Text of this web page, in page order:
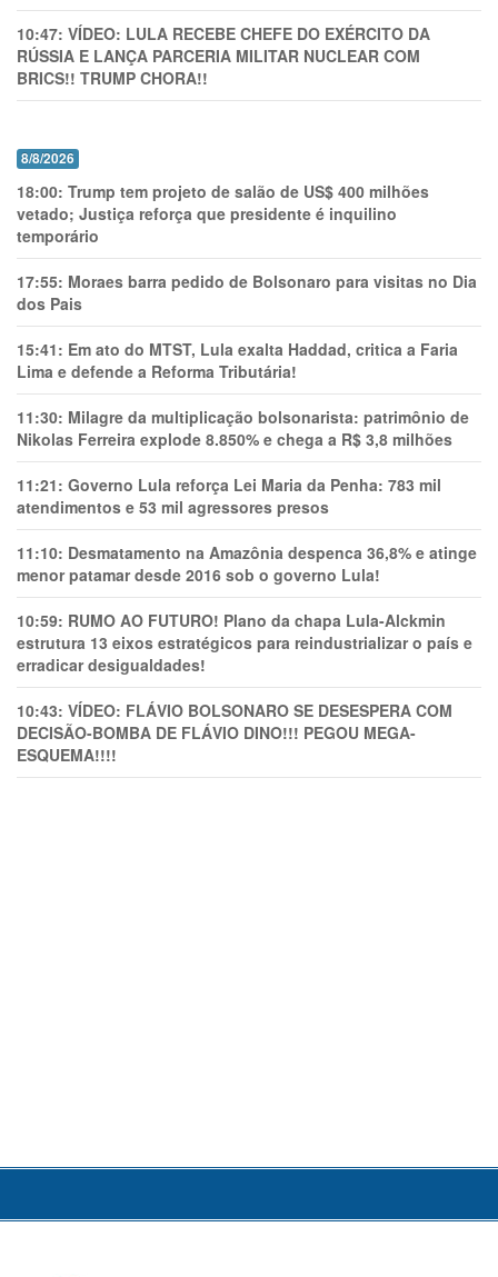
10:47: VÍDEO: LULA RECEBE CHEFE DO EXÉRCITO DA
RÚSSIA E LANÇA PARCERIA MILITAR NUCLEAR COM
BRICS!! TRUMP CHORA!!
8/8/2026
18:00: Trump tem projeto de salão de US$ 400 milhões
vetado; Justiça reforça que presidente é inquilino
temporário
17:55: Moraes barra pedido de Bolsonaro para visitas no Dia
dos Pais
15:41: Em ato do MTST, Lula exalta Haddad, critica a Faria
Lima e defende a Reforma Tributária!
11:30: Milagre da multiplicação bolsonarista: patrimônio de
Nikolas Ferreira explode 8.850% e chega a R$ 3,8 milhões
11:21: Governo Lula reforça Lei Maria da Penha: 783 mil
atendimentos e 53 mil agressores presos
11:10: Desmatamento na Amazônia despenca 36,8% e atinge
menor patamar desde 2016 sob o governo Lula!
10:59: RUMO AO FUTURO! Plano da chapa Lula-Alckmin
estrutura 13 eixos estratégicos para reindustrializar o país e
erradicar desigualdades!
10:43: VÍDEO: FLÁVIO BOLSONARO SE DESESPERA COM
DECISÃO-BOMBA DE FLÁVIO DINO!!! PEGOU MEGA-
ESQUEMA!!!!